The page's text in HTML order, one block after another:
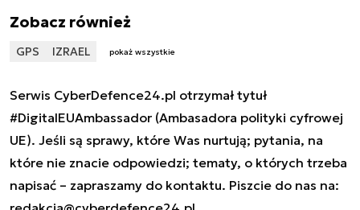
Zobacz również
GPS IZRAEL pokaż wszystkie
Serwis CyberDefence24.pl otrzymał tytuł
#DigitalEUAmbassador (Ambasadora polityki cyfrowej
UE). Jeśli są sprawy, które Was nurtują; pytania, na
które nie znacie odpowiedzi; tematy, o których trzeba
napisać – zapraszamy do kontaktu. Piszcie do nas na: